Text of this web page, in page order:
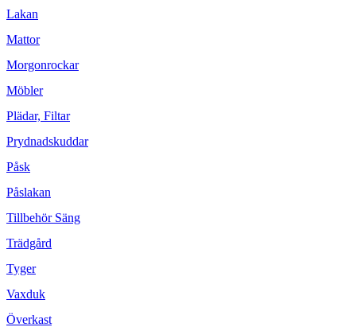
Lakan
Mattor
Morgonrockar
Möbler
Plädar, Filtar
Prydnadskuddar
Påsk
Påslakan
Tillbehör Säng
Trädgård
Tyger
Vaxduk
Överkast